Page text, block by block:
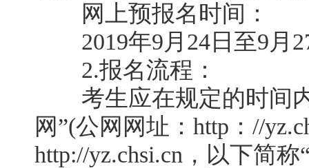
网上预报名时间：
2019年9月24日至9月
2.报名流程：
考生应在规定的时间内
网”(公网网址：http：//
http://yz.chsi.cn，以下简